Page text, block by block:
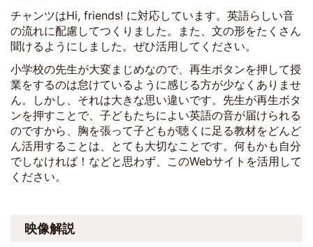
チャンツはHi, friends! に対応しています。英語らしい音
の流れに配慮してつくりました。また、文の形をたくさん
聞けるようにしました。ぜひ活用してください。
小学校の先生が大変まじめなので、再生ボタンを押して授
業をするのは怠けているように感じる方が少なくありませ
ん。しかし、それは大きな思い違いです。先生が再生ボタ
ンを押すことで、子どもたちによい英語の音が届けられる
のですから、胸を張って子どもが聴くに足る教材をどんど
ん活用することは、とても大切なことです。何もかも自分
でしなければ！などと思わず、このWebサイトを活用して
ください。
映像解説